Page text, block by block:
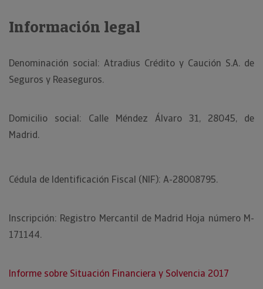
Información legal
Denominación social: Atradius Crédito y Caución S.A. de
Seguros y Reaseguros.
Domicilio social: Calle Méndez Álvaro 31, 28045, de
Madrid.
Cédula de Identificación Fiscal (NIF): A-28008795.
Inscripción: Registro Mercantil de Madrid Hoja número M-
171144.
Informe sobre Situación Financiera y Solvencia 2017